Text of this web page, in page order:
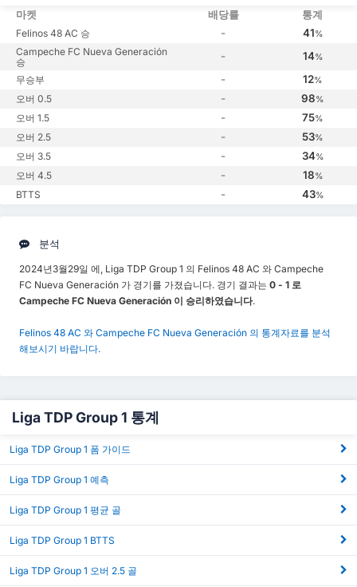
마켓 배당률 통계
Felinos 48 AC 승 - 41%
Campeche FC Nueva Generación
승
- 14%
무승부 - 12%
오버 0.5 - 98%
오버 1.5 - 75%
오버 2.5 - 53%
오버 3.5 - 34%
오버 4.5 - 18%
BTTS - 43%
분석
2024년3월29일 에, Liga TDP Group 1 의 Felinos 48 AC 와 Campeche
FC Nueva Generación 가 경기를 가졌습니다. 경기 결과는 0 - 1 로
Campeche FC Nueva Generación 이 승리하였습니다.
Felinos 48 AC 와 Campeche FC Nueva Generación 의 통계자료를 분석
해보시기 바랍니다.
Liga TDP Group 1 통계
Liga TDP Group 1 폼 가이드
Liga TDP Group 1 예측
Liga TDP Group 1 평균 골
Liga TDP Group 1 BTTS
Liga TDP Group 1 오버 2.5 골